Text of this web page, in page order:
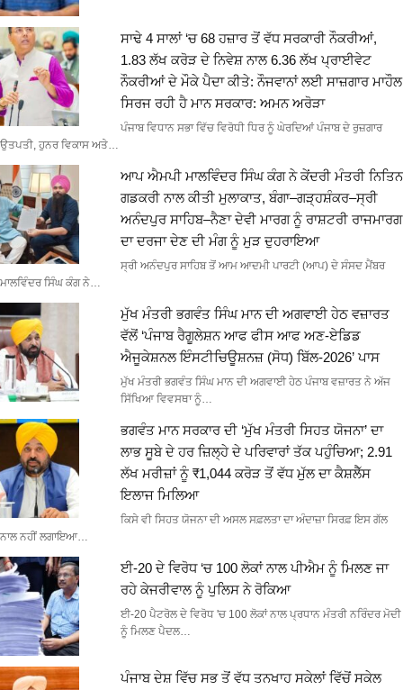
ਸਾਢੇ 4 ਸਾਲਾਂ ‘ਚ 68 ਹਜ਼ਾਰ ਤੋਂ ਵੱਧ ਸਰਕਾਰੀ ਨੌਕਰੀਆਂ,
1.83 ਲੱਖ ਕਰੋੜ ਦੇ ਨਿਵੇਸ਼ ਨਾਲ 6.36 ਲੱਖ ਪ੍ਰਾਈਵੇਟ
ਨੌਕਰੀਆਂ ਦੇ ਮੌਕੇ ਪੈਦਾ ਕੀਤੇ: ਨੌਜਵਾਨਾਂ ਲਈ ਸਾਜ਼ਗਾਰ ਮਾਹੌਲ
ਸਿਰਜ ਰਹੀ ਹੈ ਮਾਨ ਸਰਕਾਰ: ਅਮਨ ਅਰੋੜਾ
ਪੰਜਾਬ ਵਿਧਾਨ ਸਭਾ ਵਿੱਚ ਵਿਰੋਧੀ ਧਿਰ ਨੂੰ ਘੇਰਦਿਆਂ ਪੰਜਾਬ ਦੇ ਰੁਜ਼ਗਾਰ
ਉਤਪਤੀ, ਹੁਨਰ ਵਿਕਾਸ ਅਤੇ…
ਆਪ ਐਮਪੀ ਮਾਲਵਿੰਦਰ ਸਿੰਘ ਕੰਗ ਨੇ ਕੇਂਦਰੀ ਮੰਤਰੀ ਨਿਤਿਨ
ਗਡਕਰੀ ਨਾਲ ਕੀਤੀ ਮੁਲਾਕਾਤ, ਬੰਗਾ–ਗੜ੍ਹਸ਼ੰਕਰ–ਸ੍ਰੀ
ਅਨੰਦਪੁਰ ਸਾਹਿਬ–ਨੈਣਾ ਦੇਵੀ ਮਾਰਗ ਨੂੰ ਰਾਸ਼ਟਰੀ ਰਾਜਮਾਰਗ
ਦਾ ਦਰਜਾ ਦੇਣ ਦੀ ਮੰਗ ਨੂੰ ਮੁੜ ਦੁਹਰਾਇਆ
ਸ੍ਰੀ ਅਨੰਦਪੁਰ ਸਾਹਿਬ ਤੋਂ ਆਮ ਆਦਮੀ ਪਾਰਟੀ (ਆਪ) ਦੇ ਸੰਸਦ ਮੈਂਬਰ
ਮਾਲਵਿੰਦਰ ਸਿੰਘ ਕੰਗ ਨੇ…
ਮੁੱਖ ਮੰਤਰੀ ਭਗਵੰਤ ਸਿੰਘ ਮਾਨ ਦੀ ਅਗਵਾਈ ਹੇਠ ਵਜ਼ਾਰਤ
ਵੱਲੋਂ ‘ਪੰਜਾਬ ਰੈਗੂਲੇਸ਼ਨ ਆਫ ਫੀਸ ਆਫ ਅਣ-ਏਡਿਡ
ਐਜੂਕੇਸ਼ਨਲ ਇੰਸਟੀਚਿਊਸ਼ਨਜ਼ (ਸੋਧ) ਬਿੱਲ-2026’ ਪਾਸ
ਮੁੱਖ ਮੰਤਰੀ ਭਗਵੰਤ ਸਿੰਘ ਮਾਨ ਦੀ ਅਗਵਾਈ ਹੇਠ ਪੰਜਾਬ ਵਜ਼ਾਰਤ ਨੇ ਅੱਜ
ਸਿੱਖਿਆ ਵਿਵਸਥਾ ਨੂੰ…
ਭਗਵੰਤ ਮਾਨ ਸਰਕਾਰ ਦੀ ‘ਮੁੱਖ ਮੰਤਰੀ ਸਿਹਤ ਯੋਜਨਾ’ ਦਾ
ਲਾਭ ਸੂਬੇ ਦੇ ਹਰ ਜ਼ਿਲ੍ਹੇ ਦੇ ਪਰਿਵਾਰਾਂ ਤੱਕ ਪਹੁੰਚਿਆ; 2.91
ਲੱਖ ਮਰੀਜ਼ਾਂ ਨੂੰ ₹1,044 ਕਰੋੜ ਤੋਂ ਵੱਧ ਮੁੱਲ ਦਾ ਕੈਸ਼ਲੈੱਸ
ਇਲਾਜ ਮਿਲਿਆ
ਕਿਸੇ ਵੀ ਸਿਹਤ ਯੋਜਨਾ ਦੀ ਅਸਲ ਸਫ਼ਲਤਾ ਦਾ ਅੰਦਾਜ਼ਾ ਸਿਰਫ਼ ਇਸ ਗੱਲ
ਨਾਲ ਨਹੀਂ ਲਗਾਇਆ…
ਈ-20 ਦੇ ਵਿਰੋਧ ‘ਚ 100 ਲੋਕਾਂ ਨਾਲ ਪੀਐਮ ਨੂੰ ਮਿਲਣ ਜਾ
ਰਹੇ ਕੇਜਰੀਵਾਲ ਨੂੰ ਪੁਲਿਸ ਨੇ ਰੋਕਿਆ
ਈ-20 ਪੈਟਰੋਲ ਦੇ ਵਿਰੋਧ 'ਚ 100 ਲੋਕਾਂ ਨਾਲ ਪ੍ਰਧਾਨ ਮੰਤਰੀ ਨਰਿੰਦਰ ਮੋਦੀ
ਨੂੰ ਮਿਲਣ ਪੈਦਲ…
ਪੰਜਾਬ ਦੇਸ਼ ਵਿੱਚ ਸਭ ਤੋਂ ਵੱਧ ਤਨਖਾਹ ਸਕੇਲਾਂ ਵਿੱਚੋਂ ਸਕੇਲ